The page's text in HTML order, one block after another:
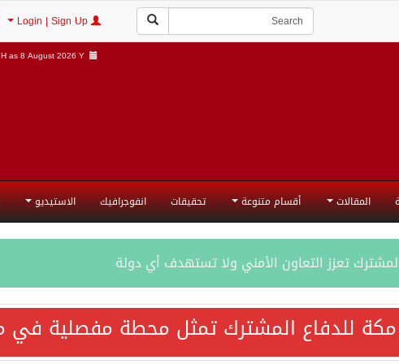
as8 August 2026 Y |
المقالات أقسام متنوعة تحقيقات انفوجرافيك الاستيديو
تعزز التعاون الأمني ولا تستهدف أي دولة
تعكس الإرادة السياسية لحماية أمن المنطقة
للدفاع المشترك تمثل محطة مفصلية في